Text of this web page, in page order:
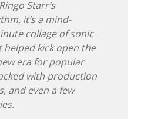
2018
2019
2020
2021
Starr’s
it’s a mind-
collage of sonic
kick open the
era for popular
with production
and even a few